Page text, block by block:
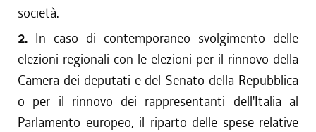
società.
2. In caso di contemporaneo svolgimento delle
elezioni regionali con le elezioni per il rinnovo della
Camera dei deputati e del Senato della Repubblica
o per il rinnovo dei rappresentanti dell'Italia al
Parlamento europeo, il riparto delle spese relative